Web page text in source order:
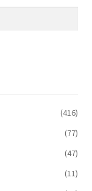
(416)
(77)
(47)
(11)